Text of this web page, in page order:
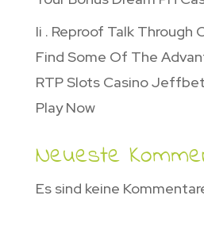
Ii . Reproof Talk Through
Find Some Of The
RTP Slots Casino
Play Now
Neueste
Es sind keine